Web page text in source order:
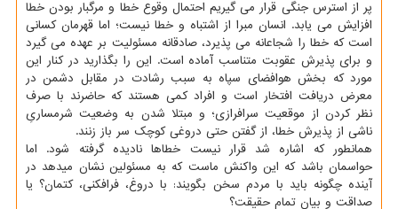
پر از استرس جنگی قرار می گیریم احتمال وقوع خطا و مرگبار بودن خطا
افزایش می یابد. انسان مبرا از اشتباه و خطا نیست؛ اما قهرمان كسانی
است كه خطا را شجاعانه می پذیرد، صادقانه مسئولیت بر عهده می گیرد
و برای پذیرش عقوبت متناسب آماده است. این را بگذارید در كنار این
مورد كه بخش هوافضای سپاه به سبب رشادت در مقابل دشمن در
معرض دریافت افتخار است و افراد كمی هستند كه حاضرند با صرف
نظر كردن از موقعیت سرافرازی؛ و مبتلا شدن به وضعیت شرمساریِ
ناشی از پذیرش خطا، از گفتن حتی دروغی كوچك سر باز زنند.
همانطور كه اشاره شد قرار نیست خطاها نادیده گرفته شود. اما
حواسمان باشد كه این واكنش ماست كه به مسئولین نشان میدهد در
آینده چگونه باید با مردم سخن بگویند: با دروغ، فرافكنی، كتمان؟ یا
صداقت و بیان تمام حقیقت؟